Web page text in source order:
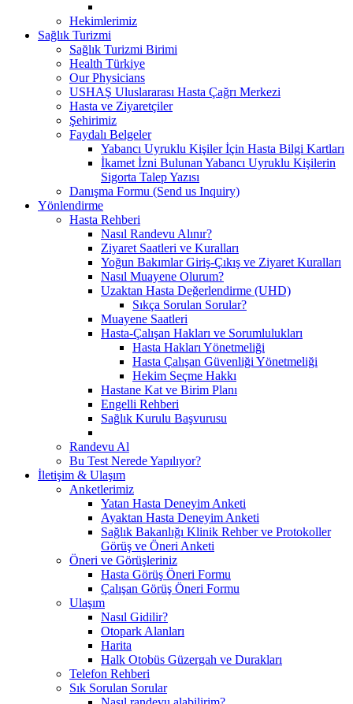
Hekimlerimiz
Sağlık Turizmi
Sağlık Turizmi Birimi
Health Türkiye
Our Physicians
USHAŞ Uluslararası Hasta Çağrı Merkezi
Hasta ve Ziyaretçiler
Şehirimiz
Faydalı Belgeler
Yabancı Uyruklu Kişiler İçin Hasta Bilgi Kartları
İkamet İzni Bulunan Yabancı Uyruklu Kişilerin
Sigorta Talep Yazısı
Danışma Formu (Send us Inquiry)
Yönlendirme
Hasta Rehberi
Nasıl Randevu Alınır?
Ziyaret Saatleri ve Kuralları
Yoğun Bakımlar Giriş-Çıkış ve Ziyaret Kuralları
Nasıl Muayene Olurum?
Uzaktan Hasta Değerlendirme (UHD)
Sıkça Sorulan Sorular?
Muayene Saatleri
Hasta-Çalışan Hakları ve Sorumlulukları
Hasta Hakları Yönetmeliği
Hasta Çalışan Güvenliği Yönetmeliği
Hekim Seçme Hakkı
Hastane Kat ve Birim Planı
Engelli Rehberi
Sağlık Kurulu Başvurusu
Randevu Al
Bu Test Nerede Yapılıyor?
İletişim & Ulaşım
Anketlerimiz
Yatan Hasta Deneyim Anketi
Ayaktan Hasta Deneyim Anketi
Sağlık Bakanlığı Klinik Rehber ve Protokoller
Görüş ve Öneri Anketi
Öneri ve Görüşleriniz
Hasta Görüş Öneri Formu
Çalışan Görüş Öneri Formu
Ulaşım
Nasıl Gidilir?
Otopark Alanları
Harita
Halk Otobüs Güzergah ve Durakları
Telefon Rehberi
Sık Sorulan Sorular